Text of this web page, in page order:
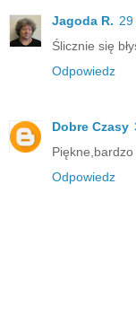
Jagoda R.
Ślicznie się
Odpowiedz
Dobre Czasy
Odpowiedz